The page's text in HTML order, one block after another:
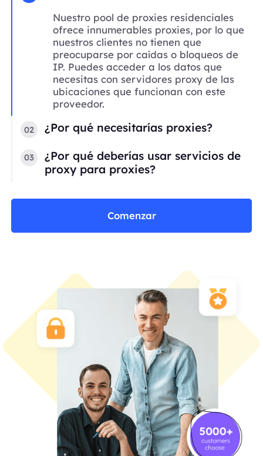
Nuestro pool de proxies residenciales
ofrece innumerables proxies, por lo que
nuestros clientes no tienen que
preocuparse por caídas o bloqueos de
IP. Puedes acceder a los datos que
necesitas con servidores proxy de las
ubicaciones que funcionan con este
proveedor.
02 ¿Por qué necesitarías proxies?
03
¿Por qué deberías usar servicios de
proxy para proxies?
Comenzar